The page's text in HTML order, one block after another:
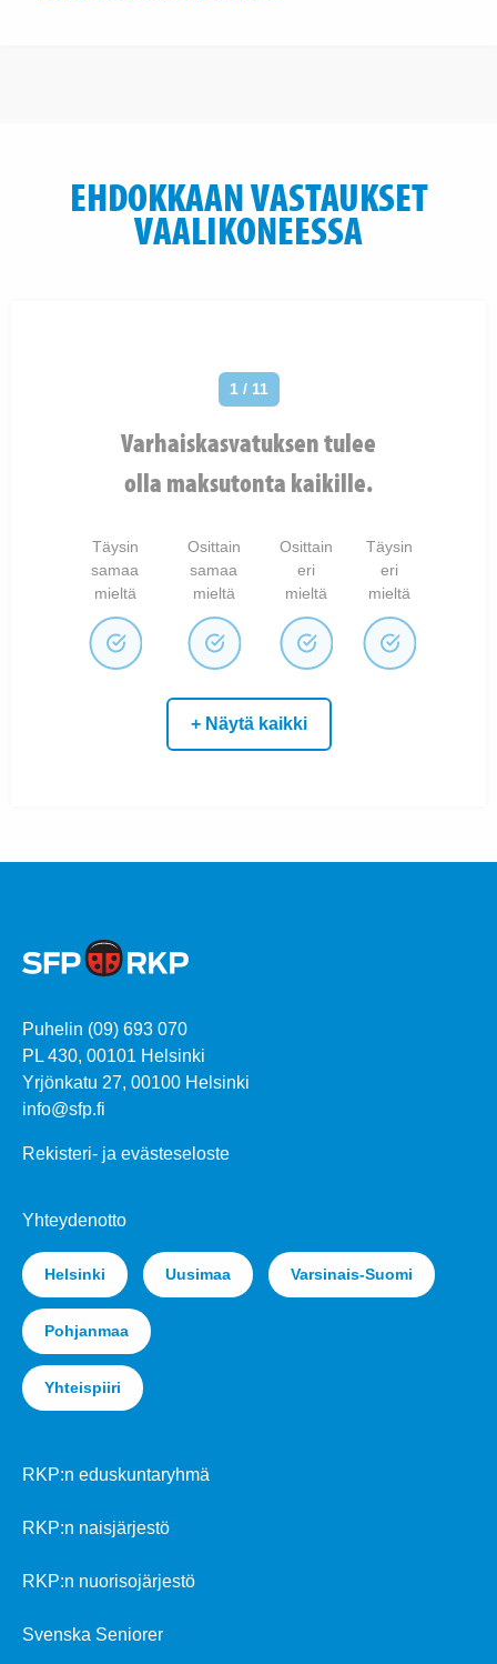
EHDOKKAAN VASTAUKSET
VAALIKONEESSA
1 / 11
Varhaiskasvatuksen tulee
olla maksutonta kaikille.
Täysin
samaa
mieltä
Osittain
samaa
mieltä
Osittain
eri
mieltä
Täysin
eri
mieltä
+ Näytä kaikki
Puhelin (09) 693 070
PL 430, 00101 Helsinki
Yrjönkatu 27, 00100 Helsinki
info@sfp.fi
Rekisteri- ja evästeseloste
Yhteydenotto
Helsinki Uusimaa Varsinais-Suomi
Pohjanmaa
Yhteispiiri
RKP:n eduskuntaryhmä
RKP:n naisjärjestö
RKP:n nuorisojärjestö
Svenska Seniorer